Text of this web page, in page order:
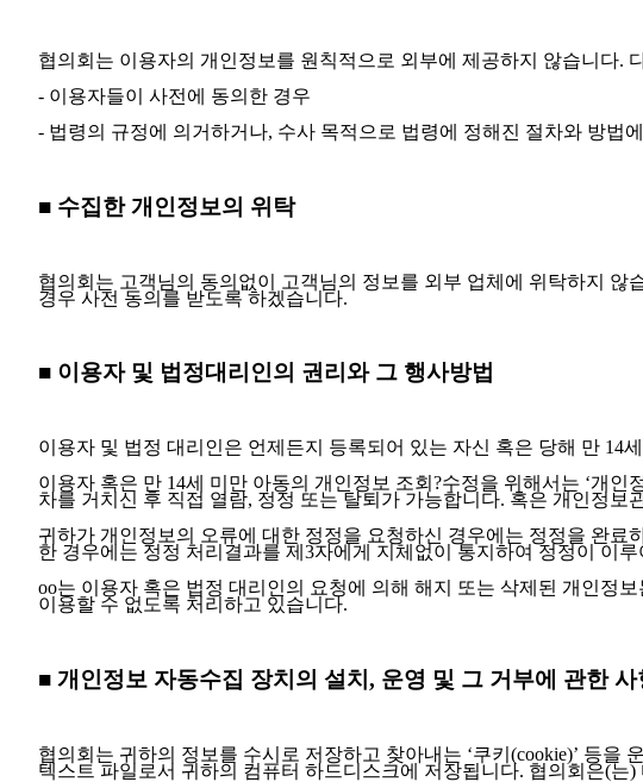
협의회는 이용자의 개인정보를 원칙적으로 외부에 제공하지 않습니다.
- 이용자들이 사전에 동의한 경우
- 법령의 규정에 의거하거나, 수사 목적으로 법령에 정해진 절차와 방법
■ 수집한 개인정보의 위탁
협의회는 고객님의 동의없이 고객님의 정보를 외부 업체에 위탁하지
경우 사전 동의를 받도록 하겠습니다.
■ 이용자 및 법정대리인의 권리와 그 행사방법
이용자 및 법정 대리인은 언제든지 등록되어 있는 자신 혹은 당해 만
이용자 혹은 만 14세 미만 아동의 개인정보 조회?수정을 위해서는 ‘개
차를 거치신 후 직접 열람, 정정 또는 탈퇴가 가능합니다. 혹은 개인정
귀하가 개인정보의 오류에 대한 정정을 요청하신 경우에는 정정을 완
한 경우에는 정정 처리결과를 제3자에게 지체없이 통지하여 정정이 이
oo는 이용자 혹은 법정 대리인의 요청에 의해 해지 또는 삭제된 개인정
이용할 수 없도록 처리하고 있습니다.
■ 개인정보 자동수집 장치의 설치, 운영 및 그 거부에 관한 사
협의회는 귀하의 정보를 수시로 저장하고 찾아내는 ‘쿠키(cookie)’ 등
텍스트 파일로서 귀하의 컴퓨터 하드디스크에 저장됩니다. 협의회은(는